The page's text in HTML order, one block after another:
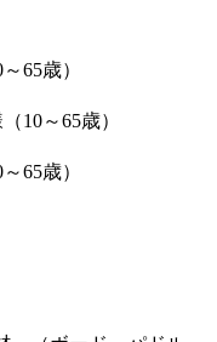
65歳）
10～65歳）
65歳）